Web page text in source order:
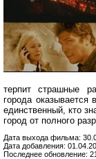
терпит страшные
города
единственный, кто
город от полного
Дата выхода фильма:
Дата добавления:
Последнее обновление: